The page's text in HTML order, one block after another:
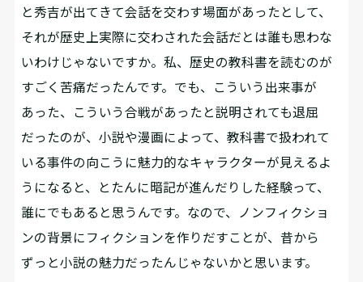
と秀吉が出てきて会話を交わす場面があったとして、
それが歴史上実際に交わされた会話だとは誰も思わな
いわけじゃないですか。私、歴史の教科書を読むのが
すごく苦痛だったんです。でも、こういう出来事が
あった、こういう合戦があったと説明されても退屈
だったのが、小説や漫画によって、教科書で扱われて
いる事件の向こうに魅力的なキャラクターが見えるよ
うになると、とたんに暗記が進んだりした経験って、
誰にでもあると思うんです。なので、ノンフィクショ
ンの背景にフィクションを作りだすことが、昔から
ずっと小説の魅力だったんじゃないかと思います。